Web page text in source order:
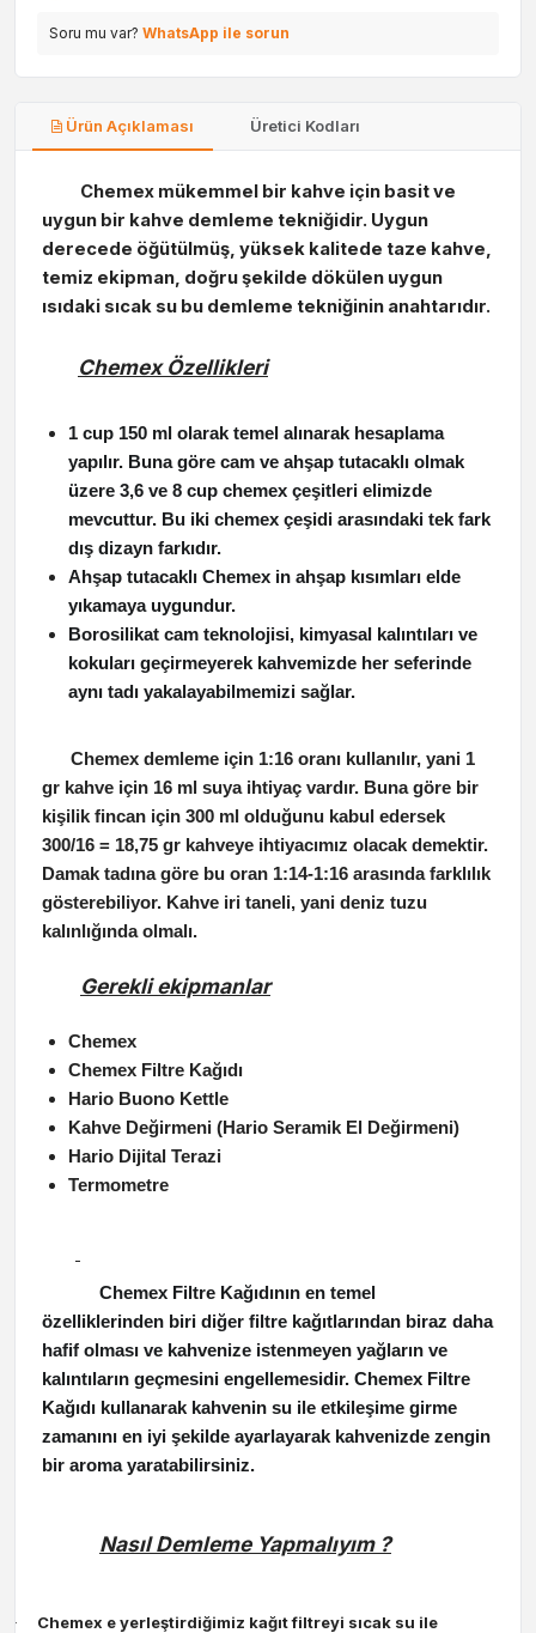
Soru mu var? WhatsApp ile sorun
Ürün Açıklaması Üretici Kodları
Chemex mükemmel bir kahve için basit ve
uygun bir kahve demleme tekniğidir. Uygun
derecede öğütülmüş, yüksek kalitede taze kahve,
temiz ekipman, doğru şekilde dökülen uygun
ısıdaki sıcak su bu demleme tekniğinin anahtarıdır.
Chemex Özellikleri
1 cup 150 ml olarak temel alınarak hesaplama
yapılır. Buna göre cam ve ahşap tutacaklı olmak
üzere 3,6 ve 8 cup chemex çeşitleri elimizde
mevcuttur. Bu iki chemex çeşidi arasındaki tek fark
dış dizayn farkıdır.
Ahşap tutacaklı Chemex in ahşap kısımları elde
yıkamaya uygundur.
Borosilikat cam teknolojisi, kimyasal kalıntıları ve
kokuları geçirmeyerek kahvemizde her seferinde
aynı tadı yakalayabilmemizi sağlar.
Chemex demleme için 1:16 oranı kullanılır, yani 1
gr kahve için 16 ml suya ihtiyaç vardır. Buna göre bir
kişilik fincan için 300 ml olduğunu kabul edersek
300/16 = 18,75 gr kahveye ihtiyacımız olacak demektir.
Damak tadına göre bu oran 1:14-1:16 arasında farklılık
gösterebiliyor. Kahve iri taneli, yani deniz tuzu
kalınlığında olmalı.
Gerekli ekipmanlar
Chemex
Chemex Filtre Kağıdı
Hario Buono Kettle
Kahve Değirmeni (Hario Seramik El Değirmeni)
Hario Dijital Terazi
Termometre
Chemex Filtre Kağıdının en temel
özelliklerinden biri diğer filtre kağıtlarından biraz daha
hafif olması ve kahvenize istenmeyen yağların ve
kalıntıların geçmesini engellemesidir. Chemex Filtre
Kağıdı kullanarak kahvenin su ile etkileşime girme
zamanını en iyi şekilde ayarlayarak kahvenizde zengin
bir aroma yaratabilirsiniz.
Nasıl Demleme Yapmalıyım ?
·
Chemex e yerleştirdiğimiz kağıt filtreyi sıcak su ile